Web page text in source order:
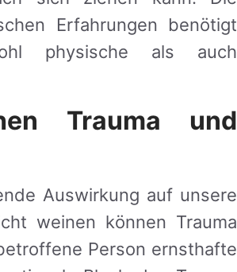
Erfahrungen benötigt
physische als auch
Trauma und
Auswirkung auf unsere
weinen können Trauma
Person ernsthafte